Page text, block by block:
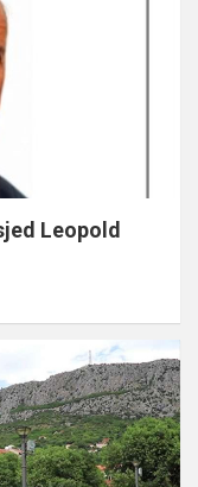
Leopold